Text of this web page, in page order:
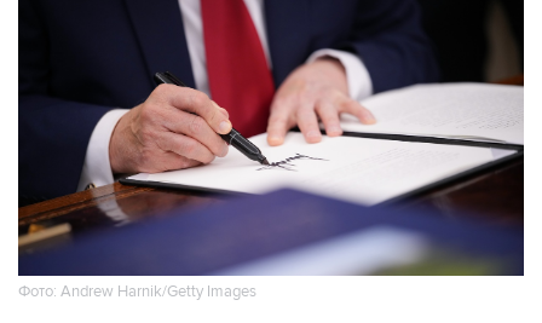
Фото: Andrew Harnik/Getty Images